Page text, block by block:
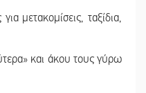
μετακομίσεις, ταξίδια,
και άκου τους γύρω